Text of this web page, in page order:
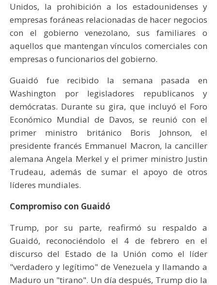
Unidos, la prohibición a los estadounidenses y
empresas foráneas relacionadas de hacer negocios
con el gobierno venezolano, sus familiares o
aquellos que mantengan vínculos comerciales con
empresas o funcionarios del gobierno.
Guaidó fue recibido la semana pasada en
Washington por legisladores republicanos y
demócratas. Durante su gira, que incluyó el Foro
Económico Mundial de Davos, se reunió con el
primer ministro británico Boris Johnson, el
presidente francés Emmanuel Macron, la canciller
alemana Angela Merkel y el primer ministro Justin
Trudeau, además de sumar el apoyo de otros
líderes mundiales.
Compromiso con Guaidó
Trump, por su parte, reafirmó su respaldo a
Guaidó, reconociéndolo el 4 de febrero en el
discurso del Estado de la Unión como el líder
"verdadero y legítimo" de Venezuela y llamando a
Maduro un "tirano". Un día después, Trump dio la